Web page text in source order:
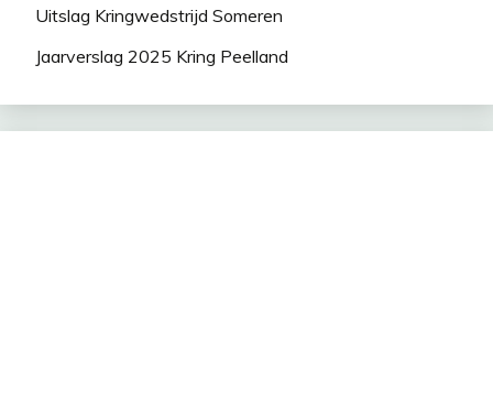
Uitslag Kringwedstrijd Someren
Jaarverslag 2025 Kring Peelland